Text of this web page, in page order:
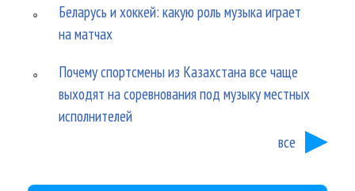
Беларусь и хоккей: какую роль музыка играет
на матчах
Почему спортсмены из Казахстана все чаще
выходят на соревнования под музыку местных
исполнителей
все